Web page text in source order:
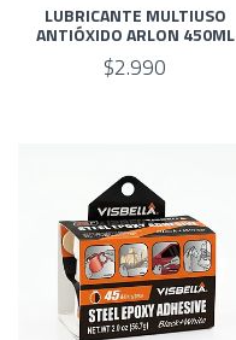
LUBRICANTE MULTIUSO
ANTIÓXIDO ARLON 450ML
$2.990